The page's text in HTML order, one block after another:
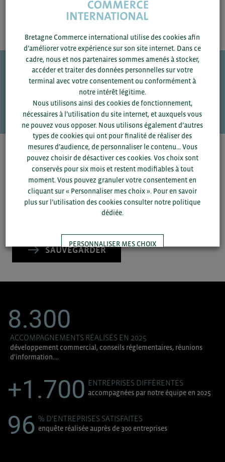
Une question ?
VOS CONTACTS
Pour voir les contacts, merci de renseigner votre
département et votre secteurou connectez-vous.
SAUVEGARDER
8.300
ACCOMPAGNEMENTS RÉALISÉS EN 2025
développement commercial, conseils réglementaires, réunions
d'information....
+1.700 ENTREPRISES DIFFÉRENTES
accompagnées par notre équipe en 2025
96 % D'ENTREPRISES SATISFAITES
enquête réalisée auprès de 300 entreprises
Bretagne Commerce international utilise des cookies afin
d’améliorer votre expérience sur son site internet. Dans ce
cadre, nous et nos partenaires sommes amenés à stocker,
accéder et traiter des données personnelles sur votre
terminal avec votre consentement ou conformément à
notre intérêt légitime.
Nous utilisons ainsi des cookies de fonctionnement,
nécessaires à l’utilisation du site internet, et auxquels vous
ne pouvez vous opposer. Nous utilisons également d’autres
types de cookies qui ont pour finalité de réaliser des
mesures d’audience, de personnaliser le contenu... Vous
pouvez choisir de désactiver ces cookies. Vos choix sont
conservés pour six mois et restent modifiables à tout
moment. Vous pouvez granuler votre consentement en
cliquant sur « Personnaliser mes choix ». Pour en savoir
plus sur l’utilisation des cookies consulter notre politique
dédiée.
PERSONNALISER MES CHOIX